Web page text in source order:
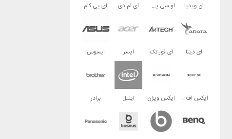
ان ویدیا او سی پی سی ای ام دی ای پی کام
ای دیتا ای فور تک ایسر ایسوس
ایکس اف ایکس ایکس ویژن اینتل برادر